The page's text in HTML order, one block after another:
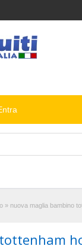
» nuova maglia bambino